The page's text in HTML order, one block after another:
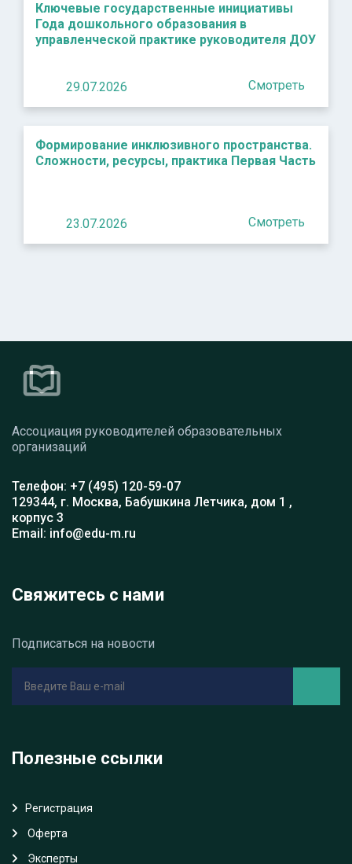
Ключевые государственные инициативы
Года дошкольного образования в
управленческой практике руководителя ДОУ
29.07.2026 Смотреть
Формирование инклюзивного пространства.
Сложности, ресурсы, практика Первая Часть
23.07.2026 Смотреть
Ассоциация руководителей образовательных
организаций
Телефон: +7 (495) 120-59-07
129344, г. Москва, Бабушкина Летчика, дом 1 ,
корпус 3
Email: info@edu-m.ru
Свяжитесь с нами
Подписаться на новости
Полезные ссылки
Регистрация
Oферта
Эксперты